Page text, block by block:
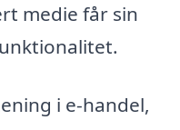
medie får sin
i e-handel,